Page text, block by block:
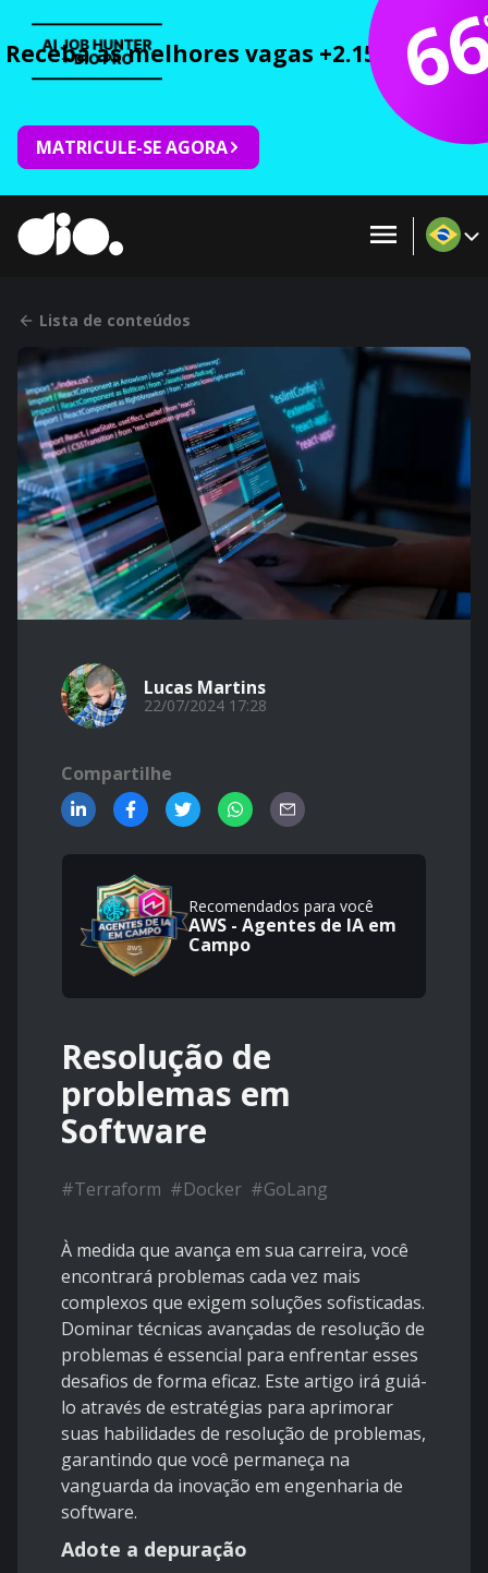
Receba as melhores vagas +2.150 cursos
MATRICULE-SE AGORA
Lista de conteúdos
Lucas Martins
22/07/2024 17:28
Compartilhe
Recomendados para você
AWS - Agentes de IA em
Campo
Resolução de
problemas em
Software
#Terraform #Docker #GoLang
À medida que avança em sua carreira, você
encontrará problemas cada vez mais
complexos que exigem soluções sofisticadas.
Dominar técnicas avançadas de resolução de
problemas é essencial para enfrentar esses
desafios de forma eficaz. Este artigo irá guiá-
lo através de estratégias para aprimorar
suas habilidades de resolução de problemas,
garantindo que você permaneça na
vanguarda da inovação em engenharia de
software.
Adote a depuração